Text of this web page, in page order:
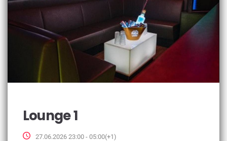
Lounge 1
27.06.2026 23:00 - 05:00(+1)